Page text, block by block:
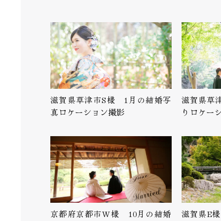
滋賀県草津市S様 1月の結婚写
真ロケーション撮影
滋賀県草
りロケー
京都府京都市W様 10月の結婚
滋賀県E